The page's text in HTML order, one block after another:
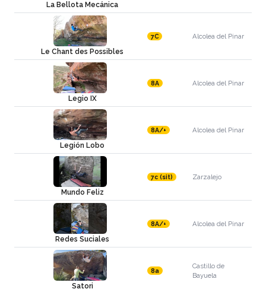
La Bellota Mecánica
Le Chant des Possibles
7C Alcolea del Pinar
Legio IX
8A Alcolea del Pinar
Legión Lobo
8A/+ Alcolea del Pinar
Mundo Feliz
7c (sit) Zarzalejo
Redes Suciales
8A/+ Alcolea del Pinar
Satori
8a
Castillo de
Bayuela